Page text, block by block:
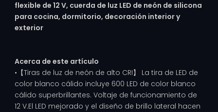
flexible de 12 V, cuerda de luz LED de neón de silicona
para cocina, dormitorio, decoración interior y
exterior
Acerca de este artículo
•【Tiras de luz de neón de alto CRI】 La tira de LED de
color blanco cálido incluye 600 LED de color blanco
cálido superbrillantes. Voltaje de funcionamiento de
12 V.El LED mejorado y el diseño de brillo lateral hacen